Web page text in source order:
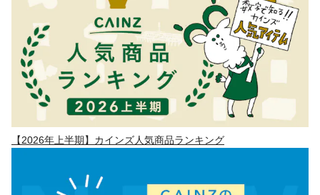
【2026年上半期】カインズ人気商品ランキング